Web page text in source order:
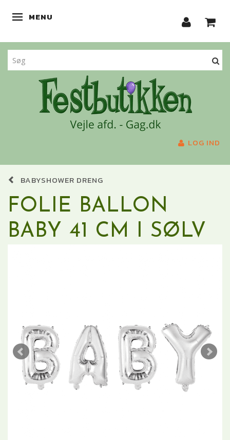
SKIFTE NAVIGATION
MENU
LOG IND
BABYSHOWER DRENG
FOLIE BALLON
BABY 41 CM I SØLV